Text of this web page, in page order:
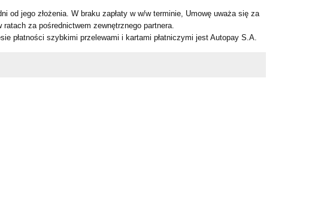
od jego złożenia. W braku zapłaty w w/w terminie, Umowę uważa się za
za pośrednictwem zewnętrznego partnera.
płatności szybkimi przelewami i kartami płatniczymi jest Autopay S.A.